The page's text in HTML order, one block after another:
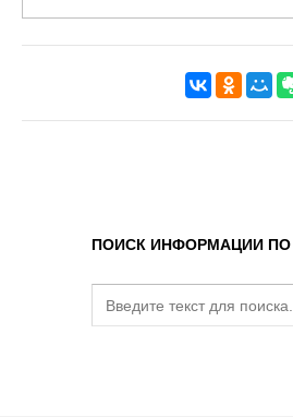
ПОИСК ИНФОРМАЦИИ ПО